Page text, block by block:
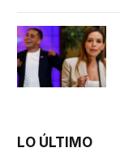
LO ÚLTIMO